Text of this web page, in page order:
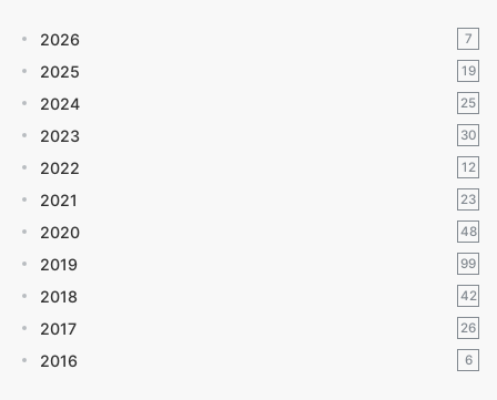
2026 7
2025 19
2024 25
2023 30
2022 12
2021 23
2020 48
2019 99
2018 42
2017 26
2016 6